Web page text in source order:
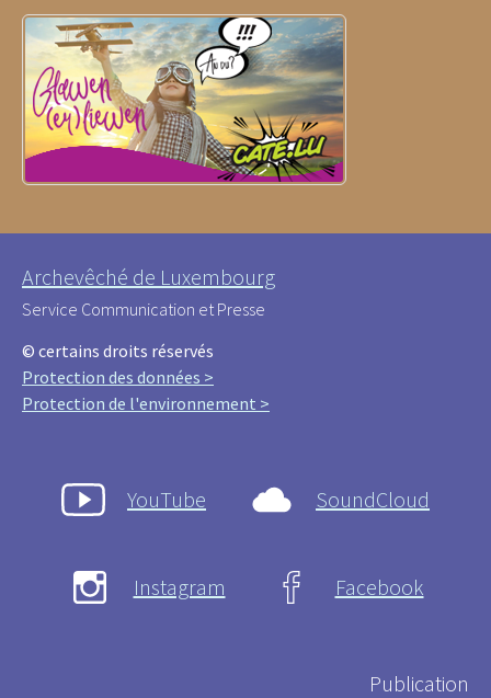
Archevêché de Luxembourg
Service Communication et Presse
© certains droits réservés
Protection des données >
Protection de l'environnement >
YouTube SoundCloud
Instagram Facebook
Publication